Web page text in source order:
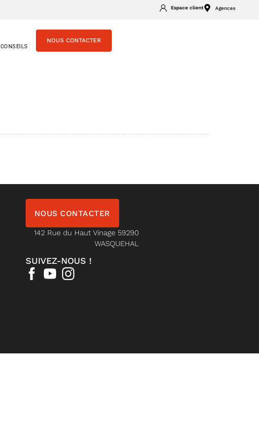
Espace client Agences
CONSEILS
NOUS CONTACTER
NOUS CONTACTER
142 Rue du Haut Vinage 59290
WASQUEHAL
SUIVEZ-NOUS !